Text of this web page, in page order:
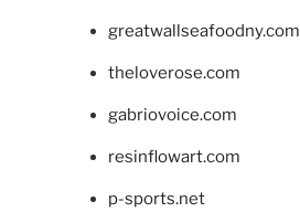
greatwallseafoodny.com
theloverose.com
gabriovoice.com
resinflowart.com
p-sports.net